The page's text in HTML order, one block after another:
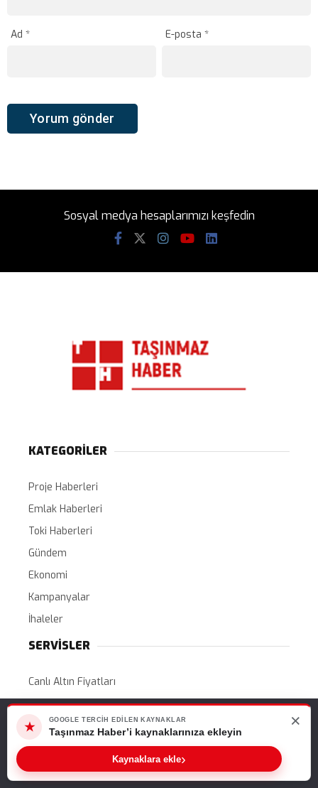
Ad * E-posta*
Sosyal medya hesaplarımızı keşfedin
KATEGORİLER
Proje Haberleri
Emlak Haberleri
Toki Haberleri
Gündem
Ekonomi
Kampanyalar
İhaleler
SERVİSLER
Canlı Altın Fiyatları
Canlı Döviz Kurları
Hava Durumu
Namaz Vakitleri
Nöbetçi Eczaneler
Web sitemizde size en iyi deneyimi sunabilmemiz için çerezleri
kullanıyoruz. Bu siteyi kullanmaya devam ederseniz, bunu kabul
ettiğinizi varsayarız.
Tamam
★
GOOGLE TERCIH EDILEN KAYNAKLAR
Taşınmaz Haber’i kaynaklarınıza ekleyin
Kaynaklara ekle›
×